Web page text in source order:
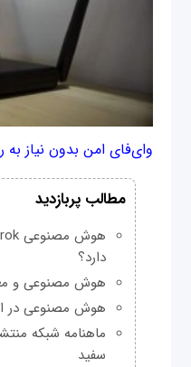
وای‌فای امن بدون نیاز به
مطالب پربازدید
دارد؟
هوش مصنوعی و
هوش مصنوعی در
سفید